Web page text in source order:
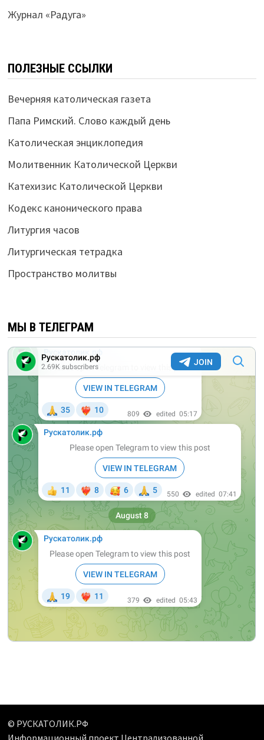
Журнал «Радуга»
ПОЛЕЗНЫЕ ССЫЛКИ
Вечерняя католическая газета
Папа Римский. Слово каждый день
Католическая энциклопедия
Молитвенник Католической Церкви
Катехизис Католической Церкви
Кодекс канонического права
Литургия часов
Литургическая тетрадка
Пространство молитвы
МЫ В ТЕЛЕГРАМ
© РУСКАТОЛИК.РФ
Информационный проект Централизованной